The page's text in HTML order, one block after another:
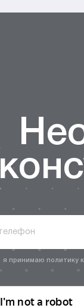
я принимаю политику